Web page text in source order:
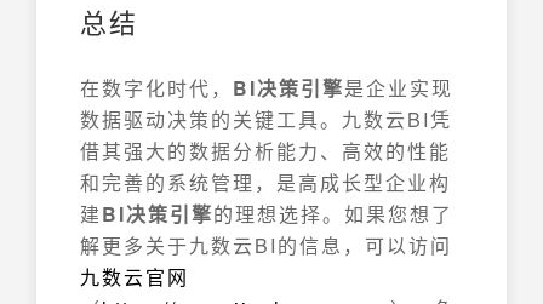
总结
在数字化时代， BI决策引擎是企业实现
数据驱动决策的关键工具。九数云BI凭
借其强大的数据分析能力、高效的性能
和完善的系统管理，是高成长型企业构
建BI决策引擎的理想选择。如果您想了
解更多关于九数云BI的信息，可以访问
九数云官网